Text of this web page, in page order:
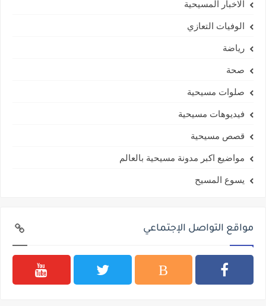
الاخبار المسيحية
الوفيات التعازي
رياضة
صحة
صلوات مسيحية
فيديوهات مسيحية
قصص مسيحية
مواضيع اكبر مدونة مسيحية بالعالم
يسوع المسيح
مواقع التواصل الإجتماعي